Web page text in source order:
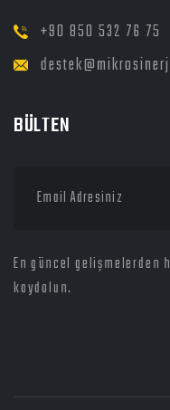
+90 850 532 76 75
BÜLTEN
En güncel
kaydolun.